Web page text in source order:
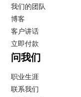
我们的团队
博客
客户讲话
立即付款
问我们
职业生涯
联系我们